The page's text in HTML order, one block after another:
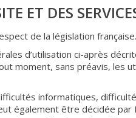
ET DES
de la législation française.
d’utilisation ci-après
moment, sans préavis, les
informatiques,
être décidée par